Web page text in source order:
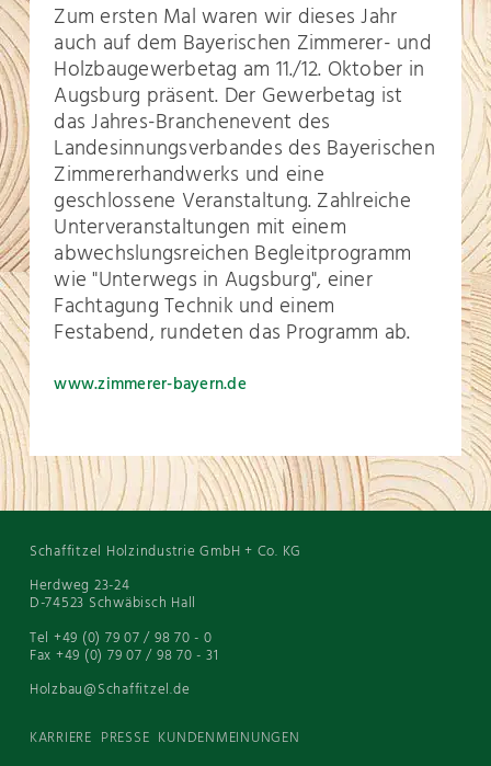
Zum ersten Mal waren wir dieses Jahr
auch auf dem Bayerischen Zimmerer- und
Holzbaugewerbetag am 11./12. Oktober in
Augsburg präsent. Der Gewerbetag ist
das Jahres-Branchenevent des
Landesinnungsverbandes des Bayerischen
Zimmererhandwerks und eine
geschlossene Veranstaltung. Zahlreiche
Unterveranstaltungen mit einem
abwechslungsreichen Begleitprogramm
wie "Unterwegs in Augsburg", einer
Fachtagung Technik und einem
Festabend, rundeten das Programm ab.
www.zimmerer-bayern.de
Schaffitzel Holzindustrie GmbH + Co. KG
Herdweg 23-24
D-74523 Schwäbisch Hall
Tel +49 (0) 79 07 / 98 70 - 0
Fax +49 (0) 79 07 / 98 70 - 31
Holzbau@Schaffitzel.de
KARRIERE PRESSE KUNDENMEINUNGEN